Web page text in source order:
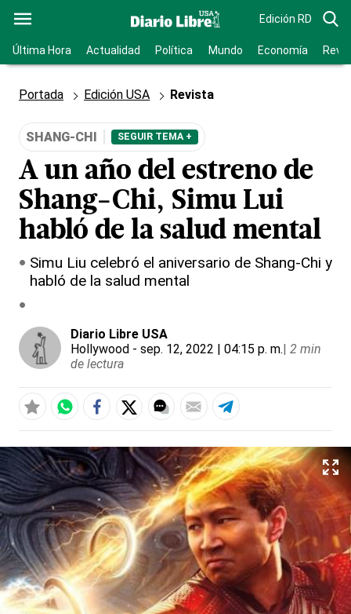
Edición RD
Última Hora Actualidad Política Mundo Economía
Portada Edición USA Revista
SHANG-CHI SEGUIR TEMA +
A un año del estreno de
Shang-Chi, Simu Lui
habló de la salud mental
Simu Liu celebró el aniversario de Shang-Chi y
habló de la salud mental
Diario Libre USA
Hollywood - sep. 12, 2022 | 04:15 p. m.| 2 min
de lectura